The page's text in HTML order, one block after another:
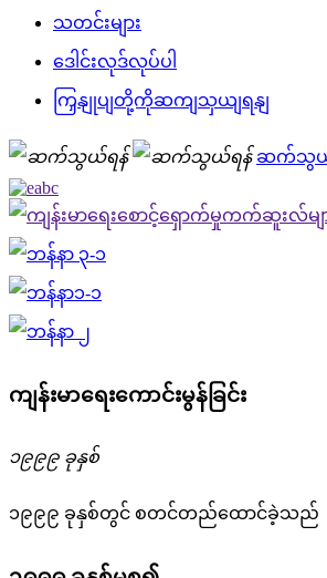
သတင်းများ
ဒေါင်းလုဒ်လုပ်ပါ
ကြှနျုပျတို့ကိုဆကျသှယျရနျ
ဆက်သွ
ကျန်းမာရေးကောင်းမွန်ခြင်း
၁၉၉၉ ခုနှစ်
၁၉၉၉ ခုနှစ်တွင် စတင်တည်ထောင်ခဲ့သည်